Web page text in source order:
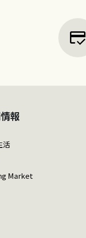
credit_score
報
活
Market